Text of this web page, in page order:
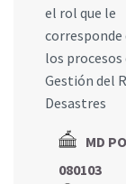
el rol que le
corresponde
los procesos
Gestión del
Desastres
MD
080103